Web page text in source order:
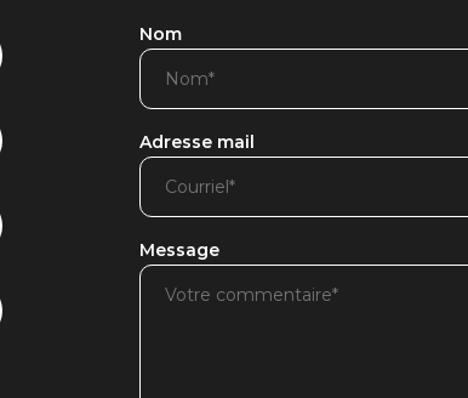
Nom
Adresse mail
Message